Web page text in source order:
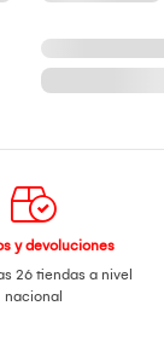
y devoluciones
26 tiendas a nivel
nacional